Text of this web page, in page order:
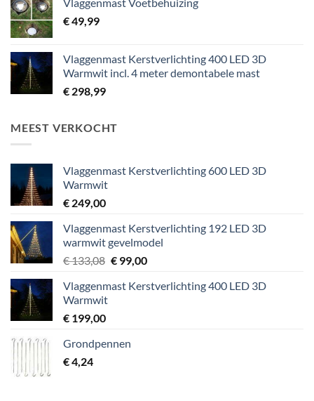
€49,99
Vlaggenmast Kerstverlichting 400 LED 3D
Warmwit incl. 4 meter demontabele mast
€ 298,99
MEEST VERKOCHT
Vlaggenmast Kerstverlichting 600 LED 3D
Warmwit
€ 249,00
Vlaggenmast Kerstverlichting 192 LED 3D
warmwit gevelmodel
€133,08 Oorspronkelijke
was:
€99,00Huidige
is:
Vlaggenmast Kerstverlichting 400 LED 3D
Warmwit
€ 199,00
Grondpennen
€4,24